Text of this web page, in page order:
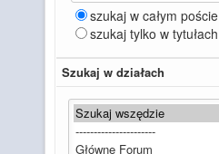
szukaj w całym poście
szukaj tylko w tytułach
Szukaj w działach